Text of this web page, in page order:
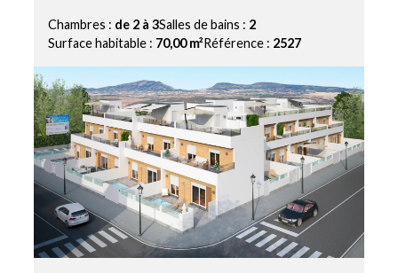
Chambres : de 2 à 3Salles de bains : 2
Surface habitable : 70,00 m²Référence : 2527